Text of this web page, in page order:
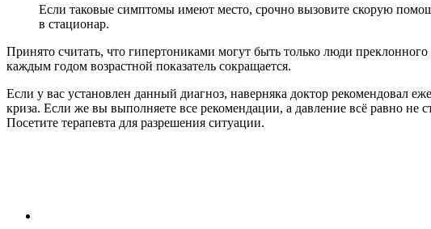
Если таковые симптомы имеют место, срочно вызовите скорую
в стационар.
Принято считать, что гипертониками могут быть только люди
каждым годом возрастной показатель сокращается.
Если у вас установлен данный диагноз, наверняка доктор рекомендовал
криза. Если же вы выполняете все рекомендации, а давление всё равно не
Посетите терапевта для разрешения ситуации.